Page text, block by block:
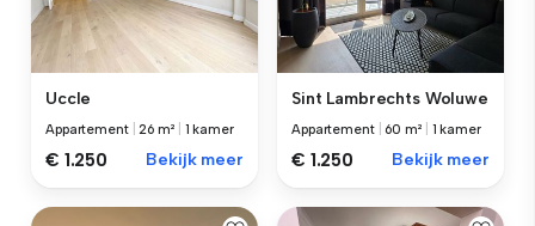
Uccle
Appartement |26 m² 1 kamer
€ 1.250 Bekijk meer
Sint Lambrechts Woluwe
Appartement 60 m² 1 kamer
€ 1.250 Bekijk meer